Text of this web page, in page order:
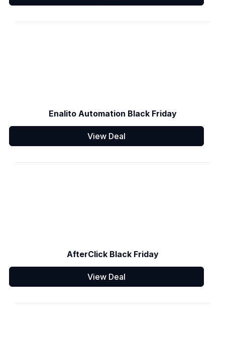
Enalito Automation Black Friday
View Deal
AfterClick Black Friday
View Deal